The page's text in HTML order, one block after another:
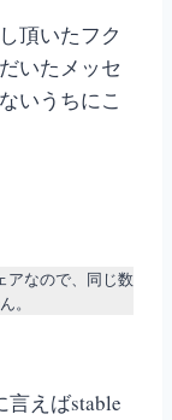
頂いたフク
いたメッセ
いうちにこ
アなので、同じ数
。
えばstable